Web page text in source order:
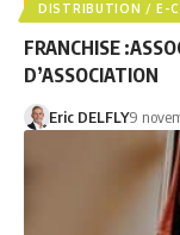
DISTRIBUTION / E-
FRANCHISE
D’ASSOCIATION
Eric DELFLY9